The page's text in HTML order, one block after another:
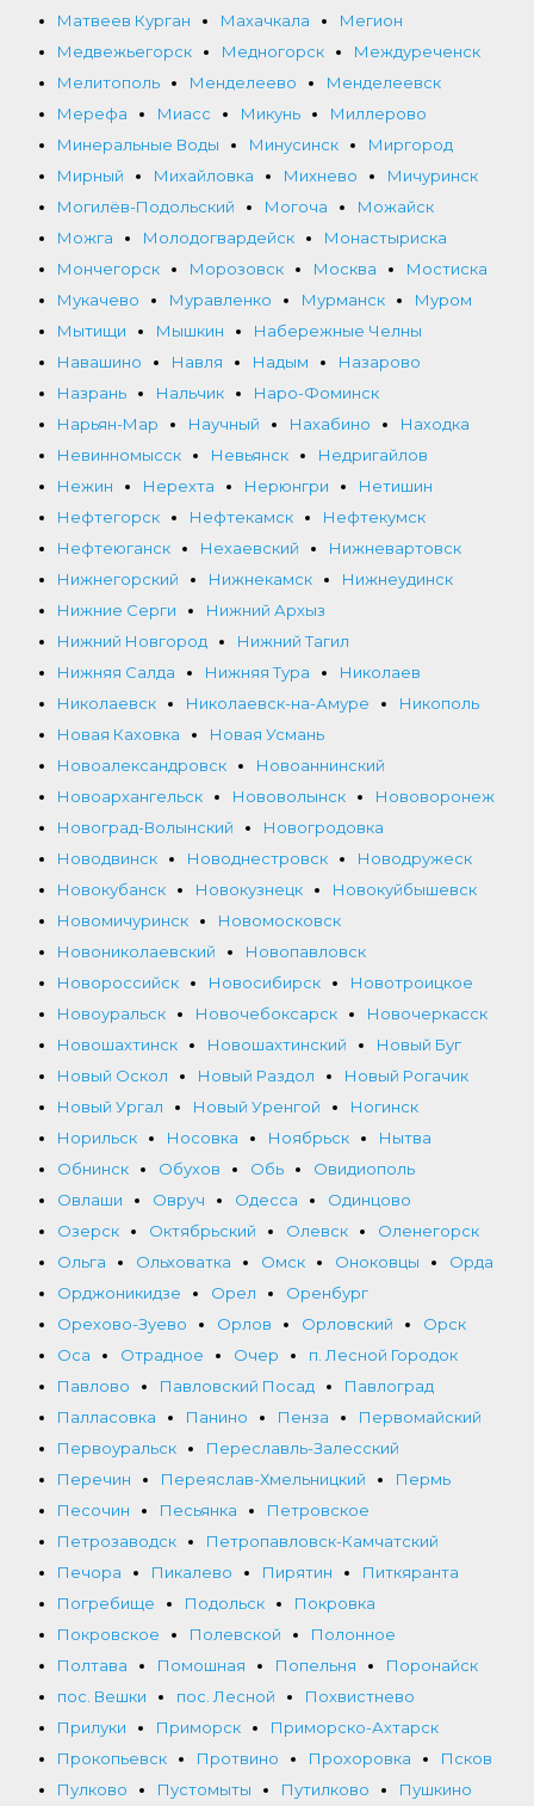
Матвеев Курган
Махачкала
Мегион
Медвежьегорск
Медногорск
Междуреченск
Мелитополь
Менделеево
Менделеевск
Мерефа
Миасс Микунь
Миллерово
Минеральные Воды
Минусинск
Миргород
Мирный
Михайловка Михнево
Мичуринск
Могилёв-Подольский
Могоча
Можайск
Можга
Молодогвардейск
Монастыриска
Мончегорск
Морозовск Москва
Мостиска
Мукачево
Муравленко Мурманск
Муром
Мытищи
Мышкин
Набережные Челны
Навашино
Навля Надым
Назарово
Назрань
Нальчик
Наро-Фоминск
Нарьян-Мар
Научный Нахабино
Находка
Невинномысск
Невьянск
Недригайлов
Нежин
Нерехта Нерюнгри
Нетишин
Нефтегорск
Нефтекамск
Нефтекумск
Нефтеюганск
Нехаевский
Нижневартовск
Нижнегорский
Нижнекамск
Нижнеудинск
Нижние Серги
Нижний Архыз
Нижний Новгород
Нижний Тагил
Нижняя Салда
Нижняя Тура
Николаев
Николаевск
Николаевск-на-Амуре
Никополь
Новая Каховка
Новая Усмань
Новоалександровск
Новоаннинский
Новоархангельск
Нововолынск
Нововоронеж
Новоград-Волынский
Новогродовка
Новодвинск
Новоднестровск
Новодружеск
Новокубанск
Новокузнецк
Новокуйбышевск
Новомичуринск
Новомосковск
Новониколаевский
Новопавловск
Новороссийск
Новосибирск
Новотроицкое
Новоуральск
Новочебоксарск
Новочеркасск
Новошахтинск
Новошахтинский
Новый Буг
Новый Оскол
Новый Раздол
Новый Рогачик
Новый Ургал
Новый Уренгой
Ногинск
Норильск
Носовка Ноябрьск
Нытва
Обнинск
Обухов Обь
Овидиополь
Овлаши
Овруч Одесса
Одинцово
Озерск
Октябрьский Олевск
Оленегорск
Ольга
Ольховатка Омск Оноковцы
Орда
Орджоникидзе
Орел
Оренбург
Орехово-Зуево
Орлов Орловский
Орск
Оса
Отрадное Очер
п. Лесной Городок
Павлово
Павловский Посад
Павлоград
Палласовка
Панино Пенза
Первомайский
Первоуральск
Переславль-Залесский
Перечин
Переяслав-Хмельницкий
Пермь
Песочин
Песьянка
Петровское
Петрозаводск
Петропавловск-Камчатский
Печора
Пикалево Пирятин
Питкяранта
Погребище
Подольск
Покровка
Покровское
Полевской
Полонное
Полтава
Помошная Попельня
Поронайск
пос. Вешки
пос. Лесной
Похвистнево
Прилуки
Приморск
Приморско-Ахтарск
Прокопьевск
Протвино Прохоровка
Псков
Пулково
Пустомыты Путилково Пушкино